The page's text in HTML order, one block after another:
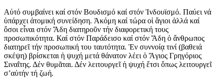
Αὐτό συμβαίνει καί στόν Βουδισμό καί στόν Ἰνδουϊσμό. Παύει νά
ὑπάρχει ἀτομική συνείδηση. Ἀκόμη καί τώρα οἱ ἅγιοι ἀλλά καί
ὅσοι εἶναι στόν Ἅδη διατηροῦν τήν διαφορετική τους
προσωπικότητα. Καί στόν Παράδεισο καί στόν Ἅδη ὁ ἄνθρωπος
διατηρεῖ τήν προσωπική του ταυτότητα. Ἐν συννοίᾳ τινί (βαθειά
σκέψη) βρίσκεται ἡ ψυχή μετά θάνατον λέει ὁ Ἅγιος Γρηγόριος
Σιναΐτης. Δέν θυμᾶται. Δέν λειτουργεῖ ἡ ψυχή ἔτσι ὅπως λειτουργεῖ
σ’αὐτήν τή ζωή.